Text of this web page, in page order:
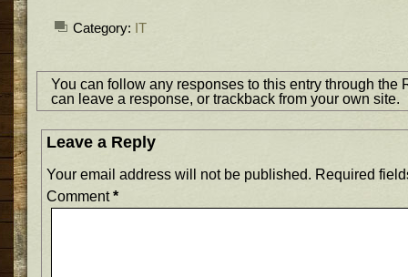
Category: IT
You can follow any responses to this entry through the
can leave a response, or trackback from your own site.
Leave a Reply
Your email address will not be published. Required
Comment*